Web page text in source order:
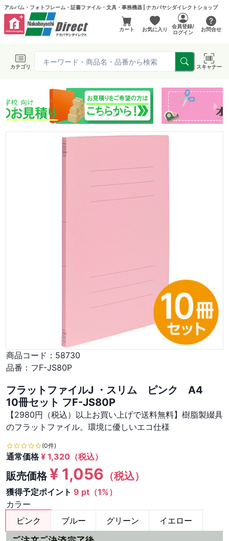
アルバム・フォトフレーム・証書ファイル・文具・事務機器 | ナカバヤシダイレクトショップ
カート お気に入り
会員登録/
ログイン
お問合せ
カテゴリ スキャナー
商品コード： 58730
品番： フF-JS80P
フラットファイルJ ・スリム ピンク A4
10冊セット フF-JS80P
【2980円（税込）以上お買い上げで送料無料】樹脂製綴具
のフラットファイル。環境に優しいエコ仕様
(0件)
通常価格¥ 1,320 （税込）
販売価格¥ 1,056 （税込）
獲得予定ポイント 9 pt（1%）
カラー
ピンク
ブルー グリーン イエロー